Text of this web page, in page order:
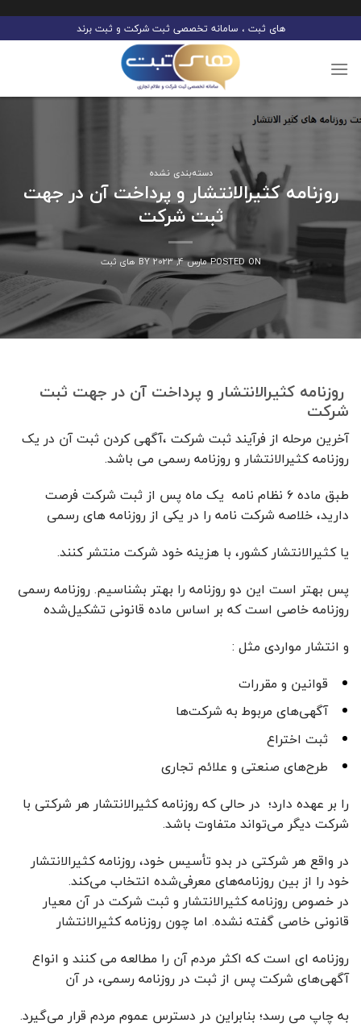
to
content
های ثبت ، سامانه تخصصی ثبت شرکت و ثبت برند
دسته‌بندی نشده
روزنامه کثیرالانتشار و پرداخت آن در جهت
ثبت شرکت
POSTED ON مارس 4, 2023 BY های ثبت
روزنامه کثیرالانتشار و پرداخت آن در جهت ثبت
شرکت
آخرین مرحله از فرآیندثبت شرکت ،آگهی کردن ثبت آن در یک
روزنامه کثیرالانتشار و روزنامه رسمی می باشد.
طبق ماده ۶ نظام نامه یک ماه پس از ثبت شرکت فرصت
دارید، خلاصه شرکت نامه را در یکی از روزنامه های رسمی
یا کثیرالانتشار کشور، با هزینه خود شرکت منتشر کنند.
پس بهتر است این دو روزنامه را بهتر بشناسیم. روزنامه رسمی
روزنامه خاصی‌ است که بر اساس ماده‌ قانونی تشکیل‌شده
و انتشار مواردی مثل :
قوانین و مقررات
آگهی‌های مربوط به شرکت‌ها
ثبت اختراع
طرح‌های صنعتی و علائم تجاری
را بر عهده دارد؛ در حالی که روزنامه کثیرالانتشار هر شرکتی با
شرکت دیگر می‌تواند متفاوت باشد.
در واقع هر شرکتی در بدو تأسیس خود، روزنامه کثیرالانتشار
خود را از بین روزنامه‌های معرفی‌شده انتخاب می‌کند.
در خصوص روزنامه کثیرالانتشار و ثبت شرکت در آن معیار
قانونی خاصی گفته نشده. اما چون روزنامه کثیرالانتشار
روزنامه ای استکه اکثر مردم آن را مطالعه می کنند و انواع
آگهی‌های شرکت پس از ثبت در روزنامه رسمی، در آن
به چاپ می رسد؛ بنابراین در دسترس عموم مردم قرار می‌گیرد.